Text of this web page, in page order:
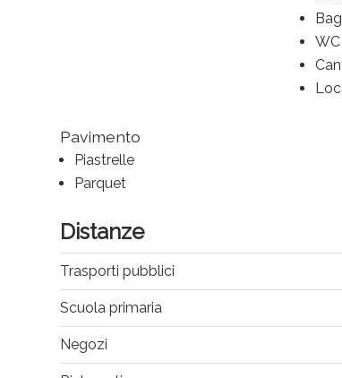
Pavimento
Piastrelle
Parquet
Distanze
Trasporti pubblici
Scuola primaria
Negozi